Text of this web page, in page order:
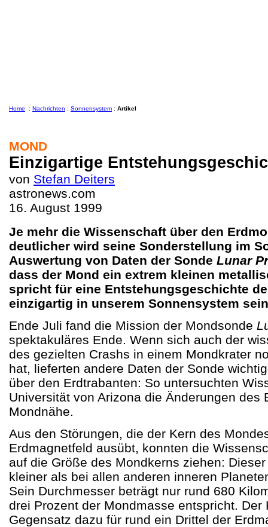
Home : Nachrichten : Sonnensystem : Artikel
MOND
Einzigartige
von Stefan Deiters
astronews.com
16. August 1999
Je mehr die Wissenschaft über den
deutlicher wird seine Sonderstellung im
Auswertung von Daten der Sonde Lunar
dass der Mond ein extrem kleinen
spricht für eine Entstehungsgeschichte
einzigartig in unserem Sonnensystem
Ende Juli fand die Mission der Mondsonde
spektakuläres Ende. Wenn sich auch der
des gezielten Crashs in einem Mondkrater
hat, lieferten andere Daten der Sonde
über den Erdtrabanten: So untersuchten
Universität von Arizona die Änderungen des
Mondnähe.
Aus den Störungen, die der Kern des
Erdmagnetfeld ausübt, konnten die
auf die Größe des Mondkerns ziehen:
kleiner als bei allen anderen inneren
Sein Durchmesser beträgt nur rund 680
drei Prozent der Mondmasse entspricht. Der
Gegensatz dazu für rund ein Drittel der